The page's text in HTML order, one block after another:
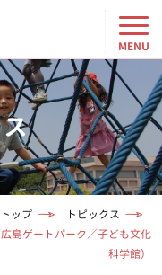
トップ
トピックス
島ゲートパーク／子ども文化
科学館）